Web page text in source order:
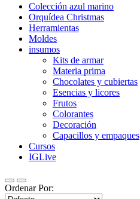
Colección azul marino
Orquídea Christmas
Herramientas
Moldes
insumos
Kits de armar
Materia prima
Chocolates y cubiertas
Esencias y licores
Frutos
Colorantes
Decoración
Capacillos y empaques
Cursos
IGLive
Ordenar Por: